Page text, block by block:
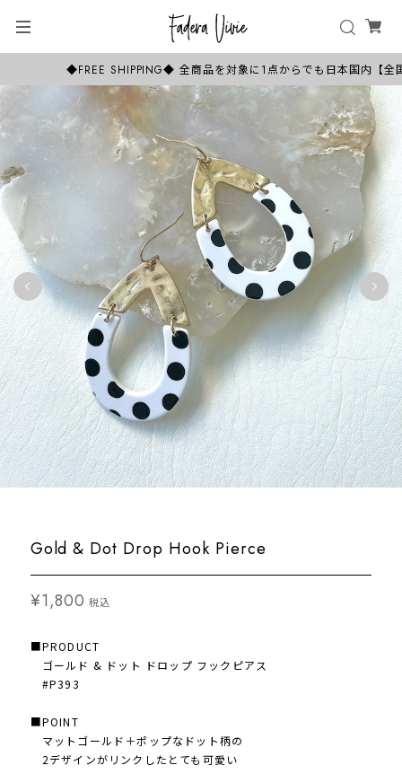
◆FREE SHIPPING◆ 全商品を対象に1点からでも日本国内【全
Gold & Dot Drop Hook Pierce
¥1,800 税込
■PRODUCT
ゴールド & ドット ドロップ フックピアス
#P393
■POINT
マットゴールド＋ポップなドット柄の
2デザインがリンクしたとても可愛い